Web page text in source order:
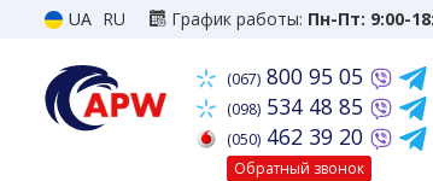
UA RU График работы: Пн-Пт: 9:00-
(067)800 95 05
(098)534 48 85
(050)462 39 20
Обратный звонок